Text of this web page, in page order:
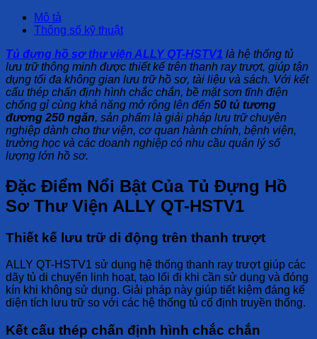
Mô tả
Thông số kỹ thuật
Tủ đựng hồ sơ thư viện ALLY QT-HSTV1 là hệ thống tủ
lưu trữ thông minh được thiết kế trên thanh ray trượt, giúp tận
dụng tối đa không gian lưu trữ hồ sơ, tài liệu và sách. Với kết
cấu thép chấn định hình chắc chắn, bề mặt sơn tĩnh điện
chống gỉ cùng khả năng mở rộng lên đến 50 tủ tương
đương 250 ngăn, sản phẩm là giải pháp lưu trữ chuyên
nghiệp dành cho thư viện, cơ quan hành chính, bệnh viện,
trường học và các doanh nghiệp có nhu cầu quản lý số
lượng lớn hồ sơ.
Đặc Điểm Nổi Bật Của Tủ Đựng Hồ
Sơ Thư Viện ALLY QT-HSTV1
Thiết kế lưu trữ di động trên thanh trượt
ALLY QT-HSTV1 sử dụng hệ thống thanh ray trượt giúp các
dãy tủ di chuyển linh hoạt, tạo lối đi khi cần sử dụng và đóng
kín khi không sử dụng. Giải pháp này giúp tiết kiệm đáng kể
diện tích lưu trữ so với các hệ thống tủ cố định truyền thống.
Kết cấu thép chấn định hình chắc chắn